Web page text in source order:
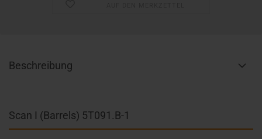
Beschreibung
Scan I (Barrels) 5T091.B-1